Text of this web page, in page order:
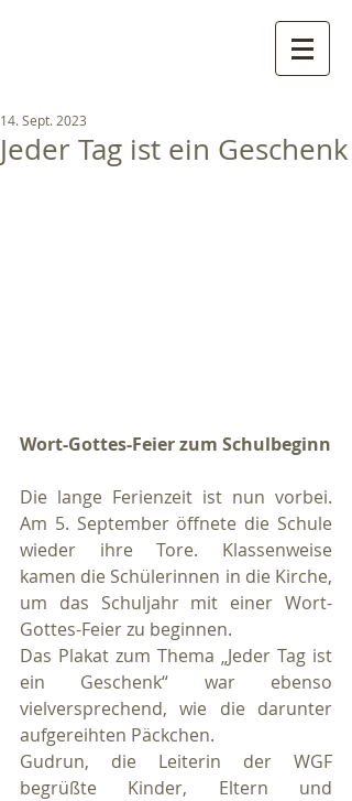
Jeder Tag ist ein Geschenk
14. Sept. 2023
Wort-Gottes-Feier zum Schulbeginn
Die lange Ferienzeit ist nun vorbei.
Am 5. September öffnete die Schule
wieder ihre Tore. Klassenweise
kamen die Schülerinnen in die Kirche,
um das Schuljahr mit einer Wort-
Gottes-Feier zu beginnen.
Das Plakat zum Thema „Jeder Tag ist
ein Geschenk“ war ebenso
vielversprechend, wie die darunter
aufgereihten Päckchen.
Gudrun, die Leiterin der WGF
begrüßte Kinder, Eltern und